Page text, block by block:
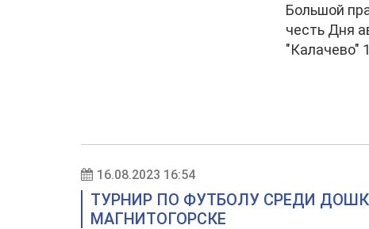
Большой
честь Дня
"Калачево"
16.08.2023 16:54
ТУРНИР ПО ФУТБОЛУ СРЕДИ
МАГНИТОГОРСКЕ